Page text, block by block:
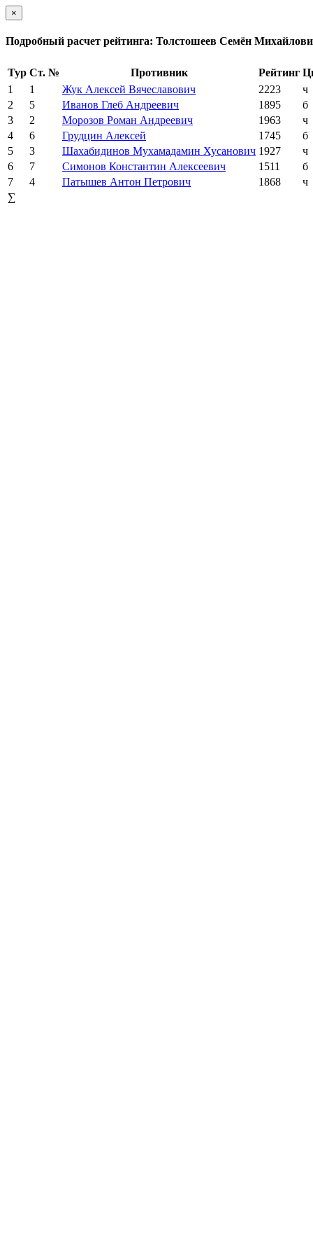
×
Подробный расчет рейтинга: Толстошеев Семён
Тур Ст. № Противник Рейтинг
1
1 Жук Алексей Вячеславович 2223
ч
2
5 Иванов Глеб Андреевич 1895
б
3
2 Морозов Роман Андреевич 1963
ч
4
6 Грудцин Алексей 1745
б
5
3 Шахабидинов Мухамадамин Хусанович 1927
ч
6
7 Симонов Константин Алексеевич 1511
б
7
4 Патышев Антон Петрович 1868
ч
∑